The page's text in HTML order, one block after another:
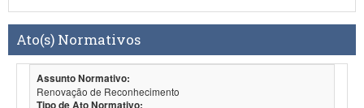
Ato(s) Normativos
Assunto Normativo:
Renovação de Reconhecimento
Tipo de Ato Normativo: